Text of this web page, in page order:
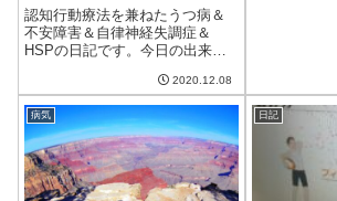
認知行動療法を兼ねたうつ病＆
不安障害＆自律神経失調症＆
HSPの日記です。今日の出来事
上がり、過ごしやすい一日だっ
た。でも、さすがに朝晩は冷え
るのでエアコンを入れる。今月
は電気代が上がりそうだ。。。
午前中はブログの...
2020.12.08
過ぎれば良
病気 日記